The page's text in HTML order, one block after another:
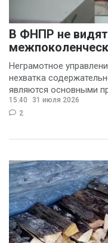
В ФНПР не
Неграмотное
нехватка
являются основными
раздражения в
15:40
31 июля 2026
2